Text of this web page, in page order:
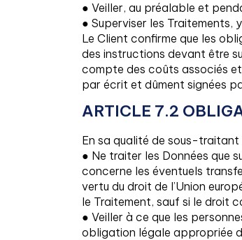
● Veiller, au préalable et
● Superviser les Traitements,
Le Client confirme que les
des instructions devant être
compte des coûts associés
par écrit et dûment signées
ARTICLE 7.2
En sa qualité de sous-traitant
● Ne traiter les Données que
concerne les éventuels
vertu du droit de l’Union
le Traitement, sauf si le droit
● Veiller à ce que les
obligation légale appropriée